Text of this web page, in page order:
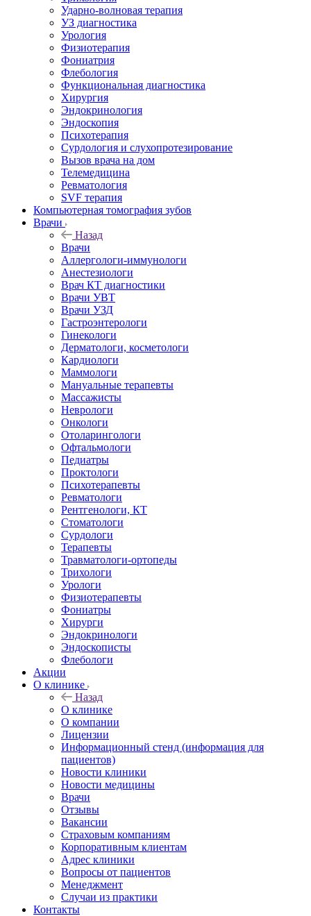
Ударно-волновая терапия
УЗ диагностика
Урология
Физиотерапия
Фониатрия
Флебология
Функциональная диагностика
Хирургия
Эндокринология
Эндоскопия
Психотерапия
Сурдология и слухопротезирование
Вызов врача на дом
Телемедицина
Ревматология
SVF терапия
Компьютерная томография зубов
Врачи
Назад
Врачи
Аллергологи-иммунологи
Анестезиологи
Врач КТ диагностики
Врачи УВТ
Врачи УЗД
Гастроэнтерологи
Гинекологи
Дерматологи, косметологи
Кардиологи
Маммологи
Мануальные терапевты
Массажисты
Неврологи
Онкологи
Отоларингологи
Офтальмологи
Педиатры
Проктологи
Психотерапевты
Ревматологи
Рентгенологи, КТ
Стоматологи
Сурдологи
Терапевты
Травматологи-ортопеды
Трихологи
Урологи
Физиотерапевты
Фониатры
Хирурги
Эндокринологи
Эндоскописты
Флебологи
Акции
О клинике
Назад
О клинике
О компании
Лицензии
Информационный стенд (информация для
пациентов)
Новости клиники
Новости медицины
Врачи
Отзывы
Вакансии
Страховым компаниям
Корпоративным клиентам
Адрес клиники
Вопросы от пациентов
Менеджмент
Случаи из практики
Контакты